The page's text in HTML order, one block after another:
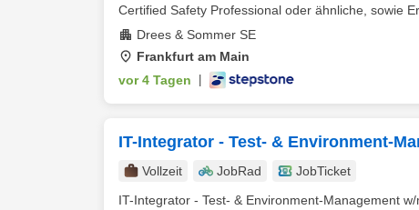
Certified Safety Professional oder ähnliche, sowie
Drees & Sommer SE
Frankfurt am Main
vor 4 Tagen
IT-Integrator - Test- & Environment-
Vollzeit JobRad
JobTicket
IT-Integrator - Test- & Environment-Management